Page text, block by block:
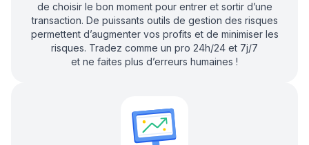
de choisir le bon moment pour entrer et sortir d’une
transaction. De puissants outils de gestion des risques
permettent d’augmenter vos profits et de minimiser les
risques. Tradez comme un pro 24h/24 et 7j/7
et ne faites plus d’erreurs humaines !